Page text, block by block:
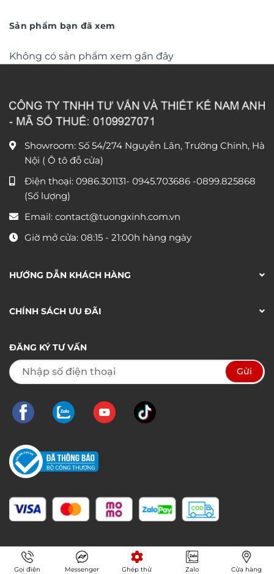
Sản phẩm bạn đã xem
Không có sản phẩm xem gần đây
Showroom: Số 54/274 Nguyễn Lân, Trường Chinh, Hà
Nội ( Ô tô đỗ cửa)
Điện thoại: 0986.301131- 0945.703686 -0899.825868
(Số lượng)
Email: contact@tuongxinh.com.vn
Giờ mở cửa: 08:15 - 21:00h hàng ngày
HƯỚNG DẪN KHÁCH HÀNG
CHÍNH SÁCH ƯU ĐÃI
ĐĂNG KÝ TƯ VẤN
Gọi điện Messenger Ghép thử Zalo Cửa hàng